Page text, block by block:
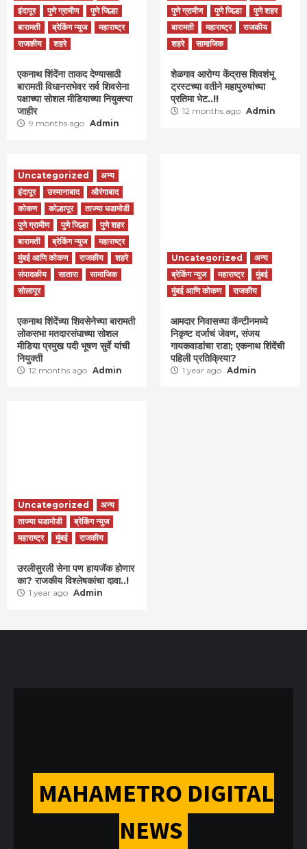
इंदापूर पुणे ग्रामीण
पुणे जिल्हा
बारामती
ब्रेकिंग न्युज
महाराष्ट्र
राजकीय
शहरे
एकनाथ शिंदेंना ताकद देण्यासाठी
बारामती विधानसभेवर सर्व शिवसेना
पक्षाच्या सोशल मीडियाच्या नियुक्त्या
जाहीर
9 months ago Admin
पुणे ग्रामीण पुणे जिल्हा
पुणे शहर
बारामती
महाराष्ट्र
राजकीय
शहरे
सामाजिक
शेळगाव आरोग्य केंद्रास शिवशंभू
ट्रस्टच्या वतीने महापुरुषांच्या
प्रतिमा भेट..!!
12 months ago Admin
Uncategorized
अन्य
इंदापूर
उस्मानाबाद
औरंगाबाद
कोकण
कोल्हापूर
ताज्या घडामोडी
पुणे ग्रामीण
पुणे जिल्हा
पुणे शहर
बारामती
ब्रेकिंग न्युज
महाराष्ट्र
मुंबई आणि कोकण
राजकीय
शहरे
संपादकीय
सातारा
सामाजिक
सोलापूर
एकनाथ शिंदेंच्या शिवसेनेच्या बारामती
लोकसभा मतदारसंघाच्या सोशल
मीडिया प्रमुख पदी भूषण सुर्वे यांची
नियुक्ती
12 months ago Admin
Uncategorized
अन्य
ब्रेकिंग न्युज
महाराष्ट्र
मुंबई
मुंबई आणि कोकण
राजकीय
आमदार निवासच्या कॅन्टीनमध्ये
निकृष्ट दर्जाचं जेवण, संजय
गायकवाडांचा राडा; एकनाथ शिंदेंची
पहिली प्रतिक्रिया?
1 year ago Admin
Uncategorized
अन्य
ताज्या घडामोडी
ब्रेकिंग न्युज
महाराष्ट्र
मुंबई राजकीय
उरलीसुरली सेना पण हायजॅक होणार
का? राजकीय विश्लेषकांचा दावा..!
1 year ago Admin
MAHAMETRO DIGITAL
NEWS